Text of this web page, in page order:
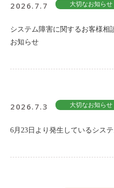
2026.7.7 大切なお知らせ
システム障害に関するお客様相
お知らせ
2026.7.3 大切なお知らせ
6月23日より発生しているシス